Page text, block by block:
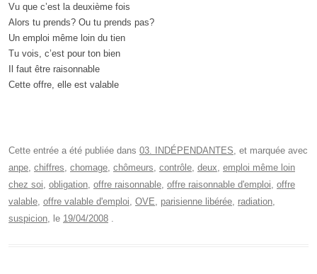
Vu que c’est la deuxième fois
Alors tu prends? Ou tu prends pas?
Un emploi même loin du tien
Tu vois, c’est pour ton bien
Il faut être raisonnable
Cette offre, elle est valable
Cette entrée a été publiée dans 03. INDÉPENDANTES, et marquée avec
anpe, chiffres, chomage, chômeurs, contrôle, deux, emploi même loin
chez soi, obligation, offre raisonnable, offre raisonnable d'emploi, offre
valable, offre valable d'emploi, OVE, parisienne libérée, radiation,
suspicion, le 19/04/2008 .